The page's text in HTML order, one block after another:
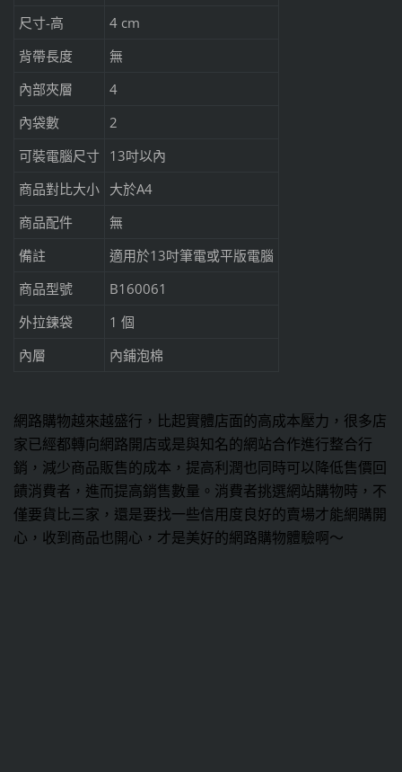
尺寸-高
4 cm
背帶長度
無
內部夾層
4
內袋數
2
可裝電腦尺寸
13吋以內
商品對比大小
大於A4
商品配件
無
備註
適用於13吋筆電或平版電腦
商品型號
B160061
外拉鍊袋
1 個
內層
內鋪泡棉
網路購物越來越盛行，比起實體店面的高成本壓力，很多店
家已經都轉向網路開店或是與知名的網站合作進行整合行
銷，減少商品販售的成本，提高利潤也同時可以降低售價回
饋消費者，進而提高銷售數量。消費者挑選網站購物時，不
僅要貨比三家，還是要找一些信用度良好的賣場才能網購開
心，收到商品也開心，才是美好的網路購物體驗啊～